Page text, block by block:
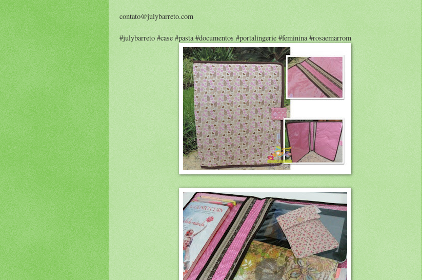
contato@julybarreto.com
#julybarreto #case #pasta #documentos #portalingerie #feminina #rosaemarrom